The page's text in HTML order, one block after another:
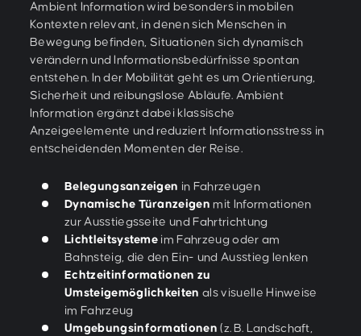
Ambient Information wird besonders in mobilen
Kontexten relevant, in denen sich Menschen in
Bewegung befinden, Situationen sich dynamisch
verändern und Informationsbedürfnisse spontan
entstehen. In der Mobilität geht es um Orientierung,
Sicherheit und reibungslose Abläufe. Ambient
Information ergänzt dabei klassische
Anzeigeelemente und reduziert Informationsstress in
entscheidenden Momenten der Reise.
Belegungsanzeigen in Fahrzeugen
Dynamische Türanzeigen mit Informationen
zur Ausstiegsseite und Fahrtrichtung
Lichtleitsysteme im Fahrzeug oder am
Bahnsteig, die den Ein- und Ausstieg lenken
Echtzeitinformationen zu
Umsteigemöglichkeiten als visuelle Hinweise
im Fahrzeug
Umgebungsinformationen (z. B. Landschaft,